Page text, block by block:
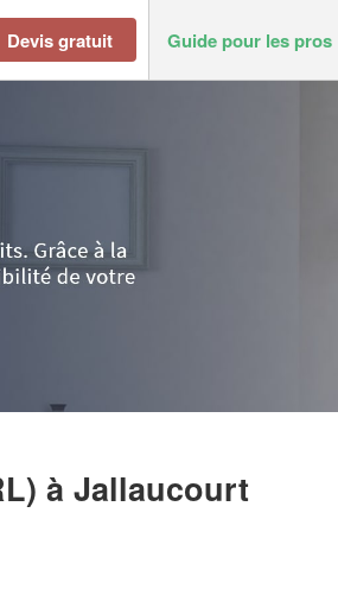
Devis gratuit Guide pour les pros
à Jallaucourt